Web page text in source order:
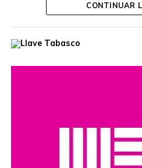
Ante autoridades de la
Tras recibir el Vactor, Ovidio
compromiso de su gobierno es
CONTINUAR